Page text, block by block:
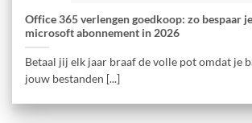
Office 365 verlengen goedkoop: zo bespaar
microsoft abonnement in 2026
Betaal jij elk jaar braaf de volle pot omdat je
jouw bestanden [...]